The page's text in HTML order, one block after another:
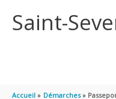
Saint-
Accueil Démarches